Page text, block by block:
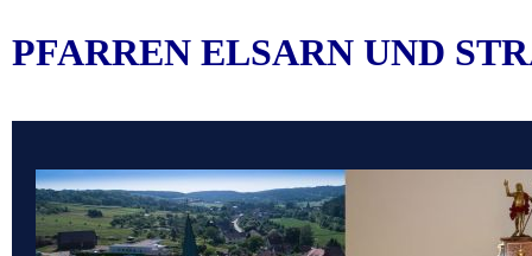
PFARREN ELSARN UND